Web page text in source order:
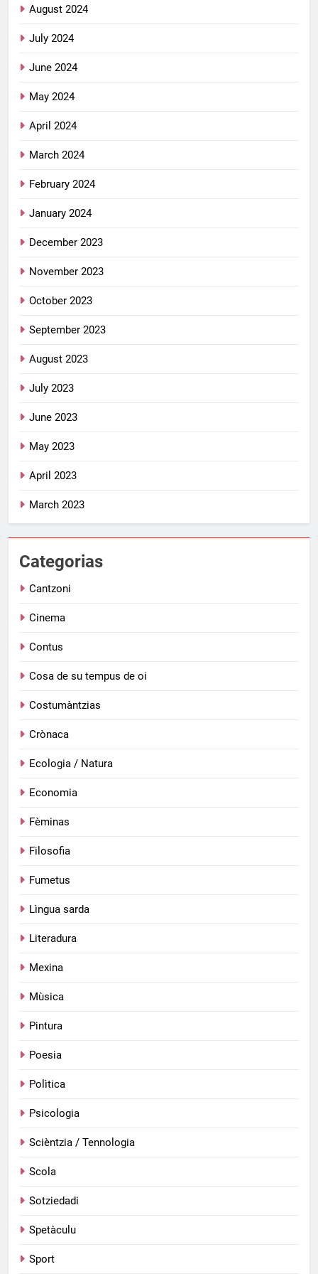
August 2024
July 2024
June 2024
May 2024
April 2024
March 2024
February 2024
January 2024
December 2023
November 2023
October 2023
September 2023
August 2023
July 2023
June 2023
May 2023
April 2023
March 2023
Categorias
Cantzoni
Cinema
Contus
Cosa de su tempus de oi
Costumàntzias
Crònaca
Ecologia / Natura
Economia
Fèminas
Filosofia
Fumetus
Lìngua sarda
Literadura
Mexina
Mùsica
Pintura
Poesia
Polìtica
Psicologia
Scièntzia / Tennologia
Scola
Sotziedadi
Spetàculu
Sport